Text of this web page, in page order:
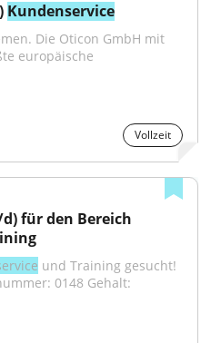
Kundenservice
Die Oticon GmbH mit
europäische
Vollzeit
und Training gesucht!
0148 Gehalt: